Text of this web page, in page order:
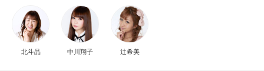
北斗晶 中川翔子 辻希美